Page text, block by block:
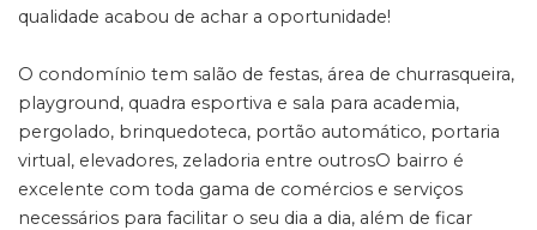
qualidade acabou de achar a oportunidade!
O condomínio tem salão de festas, área de churrasqueira,
playground, quadra esportiva e sala para academia,
pergolado, brinquedoteca, portão automático, portaria
virtual, elevadores, zeladoria entre outrosO bairro é
excelente com toda gama de comércios e serviços
necessários para facilitar o seu dia a dia, além de ficar